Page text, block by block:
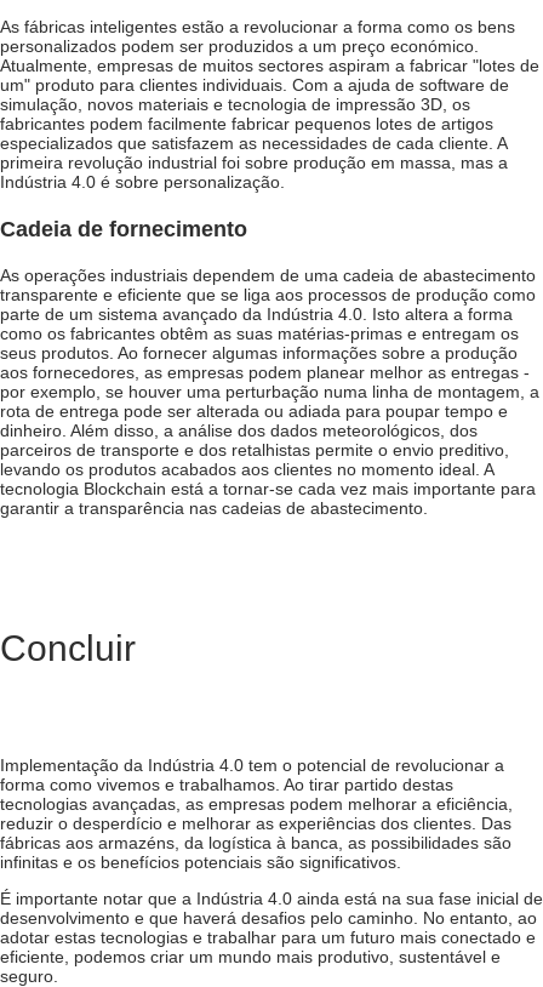
As fábricas inteligentes estão a revolucionar a forma como os bens
personalizados podem ser produzidos a um preço económico.
Atualmente, empresas de muitos sectores aspiram a fabricar "lotes de
um" produto para clientes individuais. Com a ajuda de software de
simulação, novos materiais e tecnologia de impressão 3D, os
fabricantes podem facilmente fabricar pequenos lotes de artigos
especializados que satisfazem as necessidades de cada cliente. A
primeira revolução industrial foi sobre produção em massa, mas a
Indústria 4.0 é sobre personalização.
Cadeia de fornecimento
As operações industriais dependem de uma cadeia de abastecimento
transparente e eficiente que se liga aos processos de produção como
parte de um sistema avançado da Indústria 4.0. Isto altera a forma
como os fabricantes obtêm as suas matérias-primas e entregam os
seus produtos. Ao fornecer algumas informações sobre a produção
aos fornecedores, as empresas podem planear melhor as entregas -
por exemplo, se houver uma perturbação numa linha de montagem, a
rota de entrega pode ser alterada ou adiada para poupar tempo e
dinheiro. Além disso, a análise dos dados meteorológicos, dos
parceiros de transporte e dos retalhistas permite o envio preditivo,
levando os produtos acabados aos clientes no momento ideal. A
tecnologia Blockchain está a tornar-se cada vez mais importante para
garantir a transparência nas cadeias de abastecimento.
Concluir
Implementação da Indústria 4.0 tem o potencial de revolucionar a
forma como vivemos e trabalhamos. Ao tirar partido destas
tecnologias avançadas, as empresas podem melhorar a eficiência,
reduzir o desperdício e melhorar as experiências dos clientes. Das
fábricas aos armazéns, da logística à banca, as possibilidades são
infinitas e os benefícios potenciais são significativos.
É importante notar que a Indústria 4.0 ainda está na sua fase inicial de
desenvolvimento e que haverá desafios pelo caminho. No entanto, ao
adotar estas tecnologias e trabalhar para um futuro mais conectado e
eficiente, podemos criar um mundo mais produtivo, sustentável e
seguro.